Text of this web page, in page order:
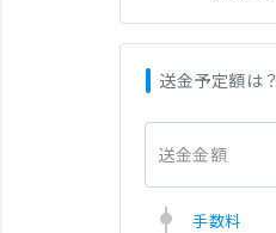
送金予定額は？
送金金額
手数料